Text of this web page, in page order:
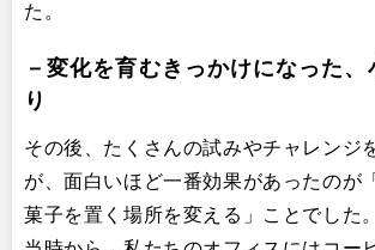
た。
－変化を育むきっかけになった、
り
その後、たくさんの試みやチャレンジ
が、面白いほど一番効果があったのが
菓子を置く場所を変える」ことでした。